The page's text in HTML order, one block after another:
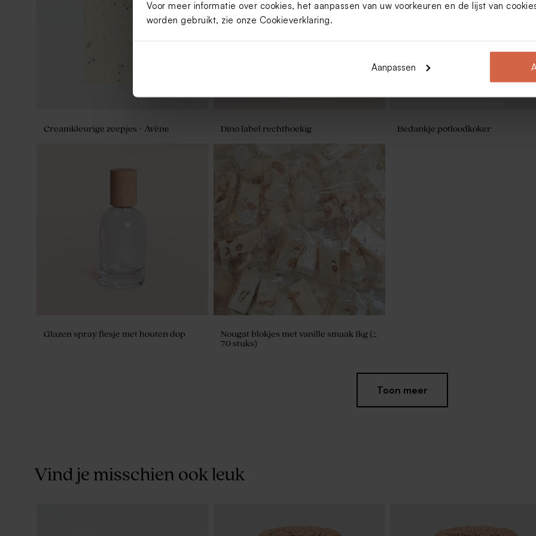
Voor meer informatie over cookies, het aanpassen van uw voorkeuren en de lijst van
worden gebruikt, zie onze Cookieverklaring.
Aanpassen
Rond label colorblocking roze Dino label rechthoekig
Creamkleurige zeepjes - Avène Dino label rechthoekig Bedankje potloodkoker
Glazen spray flesje met houten dop
Nougat blokjes met vanille smaak 1kg (±
70 stuks)
Toon meer
Vind je misschien ook leuk